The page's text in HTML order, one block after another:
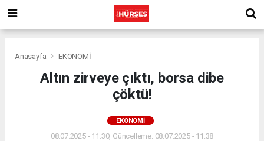
Anasayfa EKONOMİ
Altın zirveye çıktı, borsa dibe
çöktü!
EKONOMİ
08.07.2025 - 11:30, Güncelleme: 08.07.2025 - 11:38